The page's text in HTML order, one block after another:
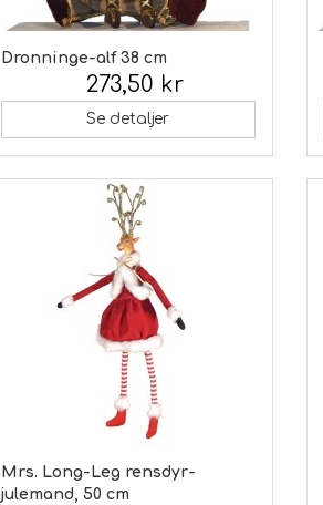
Dronninge-alf 38 cm
273,50 kr
Se detaljer
Mrs. Long-Leg rensdyr-
julemand, 50 cm